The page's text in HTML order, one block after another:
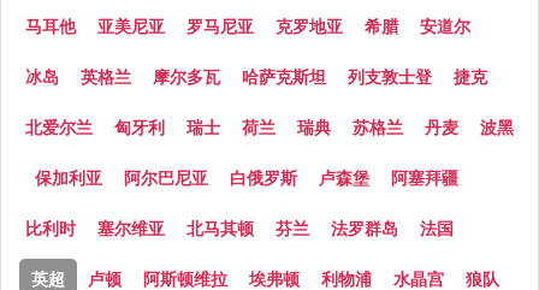
马耳他 亚美尼亚 罗马尼亚 克罗地亚 希腊 安道尔
冰岛 英格兰 摩尔多瓦 哈萨克斯坦 列支敦士登 捷克
北爱尔兰 匈牙利 瑞士 荷兰 瑞典 苏格兰 丹麦 波黑
保加利亚 阿尔巴尼亚 白俄罗斯 卢森堡 阿塞拜疆
比利时 塞尔维亚 北马其顿 芬兰 法罗群岛 法国
英超 卢顿 阿斯顿维拉 埃弗顿 利物浦 水晶宫 狼队